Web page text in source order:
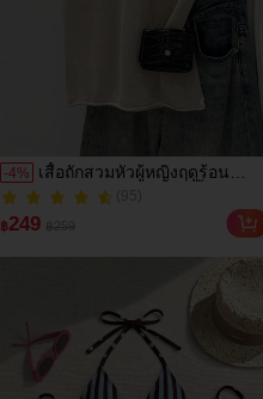
-4%
เสื้อถักสวมหัวผู้หญิงฤดูร้อน
สไตล์ลำลองหรูหรา สีพื้น คอเว้า
แขนแร็กแลน เนื้อผ้าโปร่งบาง
เล็กน้อย น้ำหนักเบา สวมสบาย
ไปทำงาน พบปะสังสรรค์ สไตล์
มินิมอลเรียบหรู และสตรีทแวร์
฿249